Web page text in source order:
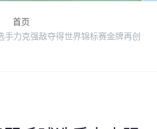
首页
手力克强敌夺得世界锦标赛金牌再创